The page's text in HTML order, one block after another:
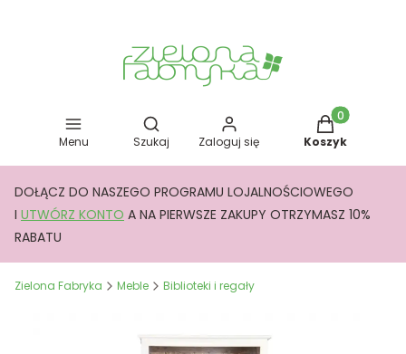
Menu
Otwórz wyszukiwarkę
Szukaj Zaloguj się
Produkty w
Koszyk
DOŁĄCZ DO NASZEGO PROGRAMU LOJALNOŚCIOWEGO
I UTWÓRZ KONTO A NA PIERWSZE ZAKUPY OTRZYMASZ 10%
RABATU
Zielona Fabryka Meble Biblioteki i regały